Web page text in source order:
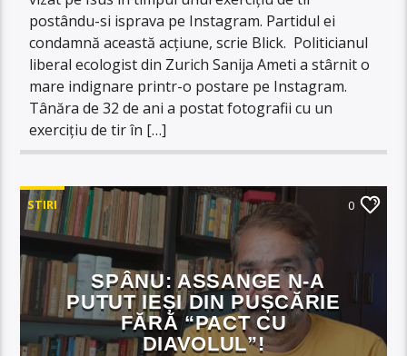
postându-si isprava pe Instagram. Partidul ei
condamnă această acțiune, scrie Blick. Politicianul
liberal ecologist din Zurich Sanija Ameti a stârnit o
mare indignare printr-o postare pe Instagram.
Tânăra de 32 de ani a postat fotografii cu un
exercițiu de tir în […]
STIRI 0
SPÂNU: ASSANGE N-A
PUTUT IEȘI DIN PUȘCĂRIE
FĂRĂ “PACT CU
DIAVOLUL”!